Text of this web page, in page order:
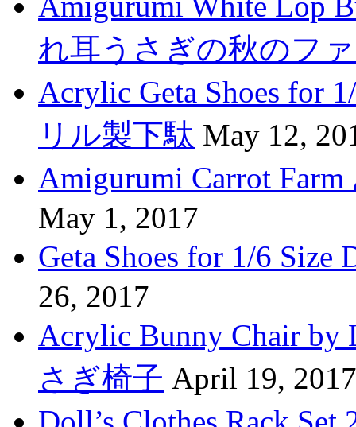
れ耳うさぎの秋のフ
Acrylic Geta Shoes for
リル製下駄 May 12,
Amigurumi Carrot
May 1, 2017
Geta Shoes for 1/6
26, 2017
Acrylic Bunny Chair
さぎ椅子 April 19, 2017